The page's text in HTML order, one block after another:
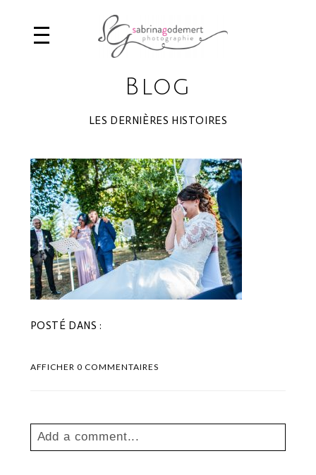
Blog
LES DERNIÈRES HISTOIRES
POSTÉ DANS :
AFFICHER0 COMMENTAIRES
Add a comment...